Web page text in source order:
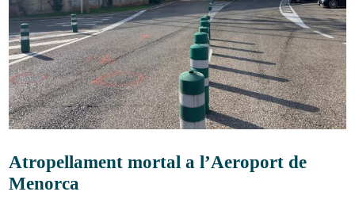
Atropellament mortal a l’Aeroport de
Menorca